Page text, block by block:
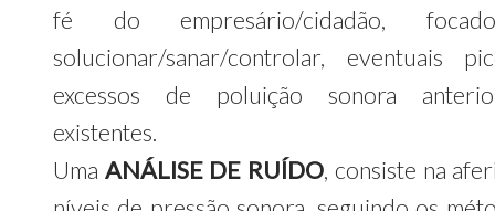
fé do empresário/cidadão,
solucionar/sanar/controlar, eventuais
excessos de poluição sonora
existentes.
Uma ANÁLISE DE RUÍDO, consiste na